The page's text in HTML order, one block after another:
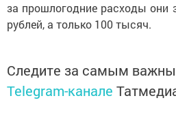
за прошлогодние расходы они
рублей, а только 100 тысяч.
Следите за самым
Telegram-канале